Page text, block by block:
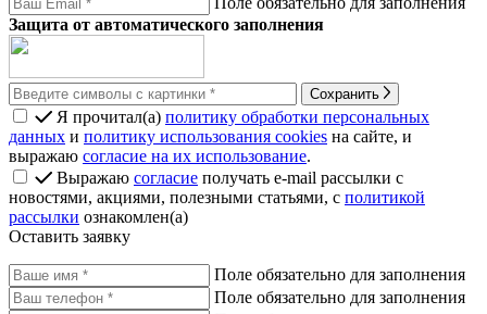
Защита от автоматического заполнения
Сохранить
Я прочитал(а) политику обработки персональных
данных и политику использования cookies на сайте, и
выражаю согласие на их использование.
Выражаю согласие получать e-mail рассылки с
новостями, акциями, полезными статьями, с политикой
рассылки ознакомлен(а)
Оставить заявку
Поле обязательно для заполнения
Поле обязательно для заполнения